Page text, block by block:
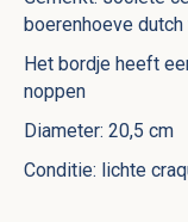
boerenhoeve dutch
Het bordje heeft
noppen
Diameter: 20,5 cm
Conditie: lichte